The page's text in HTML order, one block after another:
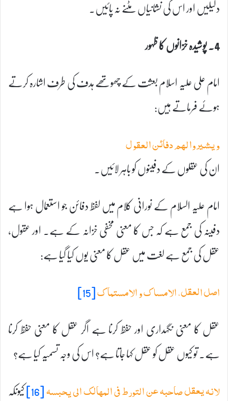
دلیلیں اور اس کی نشانیاں مٹنے نہ پائیں۔
4۔ پوشیدہ خزانوں کا ظہور
امام علی علیہ اسلام بعثت کے چھوتھے ہدف کی طرف اشارہ کرتے
ہوئے فرماتے ہیں:
و یشیروا لہم دفائن العقول
ان کی عقلوں کے دفینوں کو باہر لائیں۔
امام علیہ السلام کے نورانی کلام میں لفظ دفائن جو استعمال ہوا ہے
دفینہ کی جمع ہے کہ جس کا معنی مخفی خزانہ کے ہے۔ اور عقول،
عقل کی جمع ہے لغت میں عقل کا معنی یوں کیا گیا ہے:
اصل العقل، الامساک و الامستماک[15]
عقل کا معنی نگہداری اور حفظ کرنا ہے اگر عقل کا معنی حفظ کرنا
ہے۔ تو کیوں عقل کو عقل کہا جاتا ہے؟ اس کی وجہ تسمیہ کیا ہے؟
لانہ یعقل صاحبہ عن التورط فی المہالک الی یحبسہ[16] کیونکہ